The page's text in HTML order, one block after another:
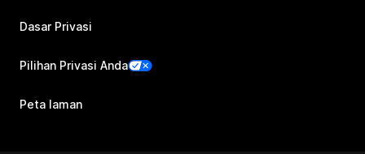
Dasar Privasi
Pilihan Privasi Anda
Peta laman